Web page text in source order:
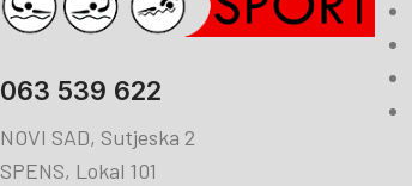
063 539 622
NOVI SAD, Sutjeska 2
SPENS, Lokal 101